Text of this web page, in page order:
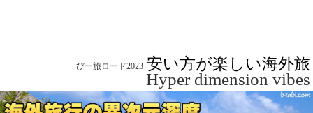
びー旅ロード2023 安い方が楽しい海外旅
Hyper dimension vibes